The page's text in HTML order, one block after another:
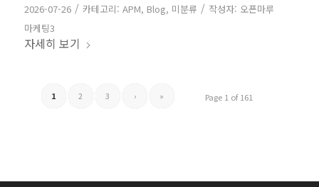
2026-07-26 / 카테고리: APM, Blog, 미분류 / 작성자: 오픈마루
마케팅3
자세히 보기
Page 1 of 161
1 2 3 › »